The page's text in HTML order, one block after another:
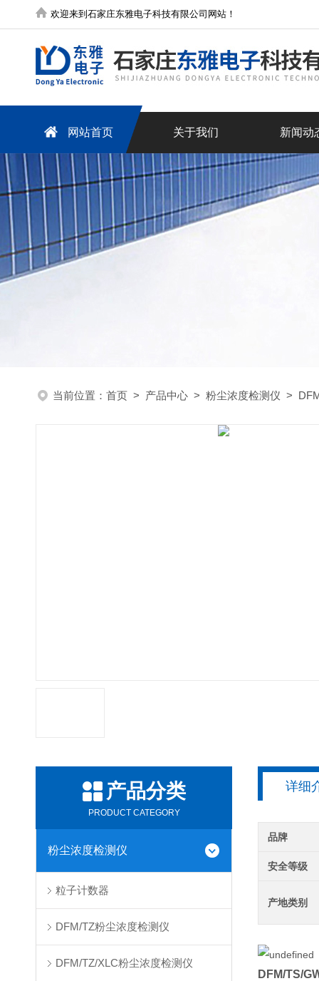
欢迎来到石家庄东雅电子科技有限公司网站！
网站首页 关于我们 新闻动
当前位置： 首页 > 产品中心 > 粉尘浓度检测仪 >
产品分类
PRODUCT CATEGORY
粉尘浓度检测仪
粒子计数器
DFM/TZ粉尘浓度检测仪
DFM/TZ/XLC粉尘浓度检测仪
详细
品牌
安全等级
产地类别
DFM/TS/